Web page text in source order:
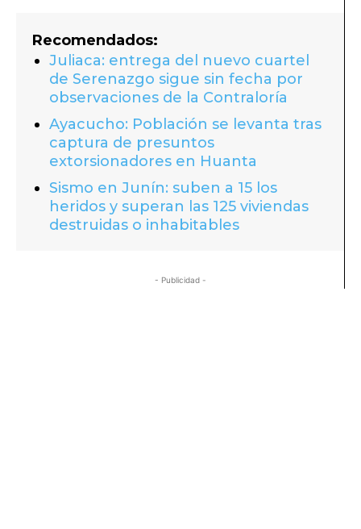
Recomendados:
Juliaca: entrega del nuevo cuartel
de Serenazgo sigue sin fecha por
observaciones de la Contraloría
Ayacucho: Población se levanta tras
captura de presuntos
extorsionadores en Huanta
Sismo en Junín: suben a 15 los
heridos y superan las 125 viviendas
destruidas o inhabitables
- Publicidad -